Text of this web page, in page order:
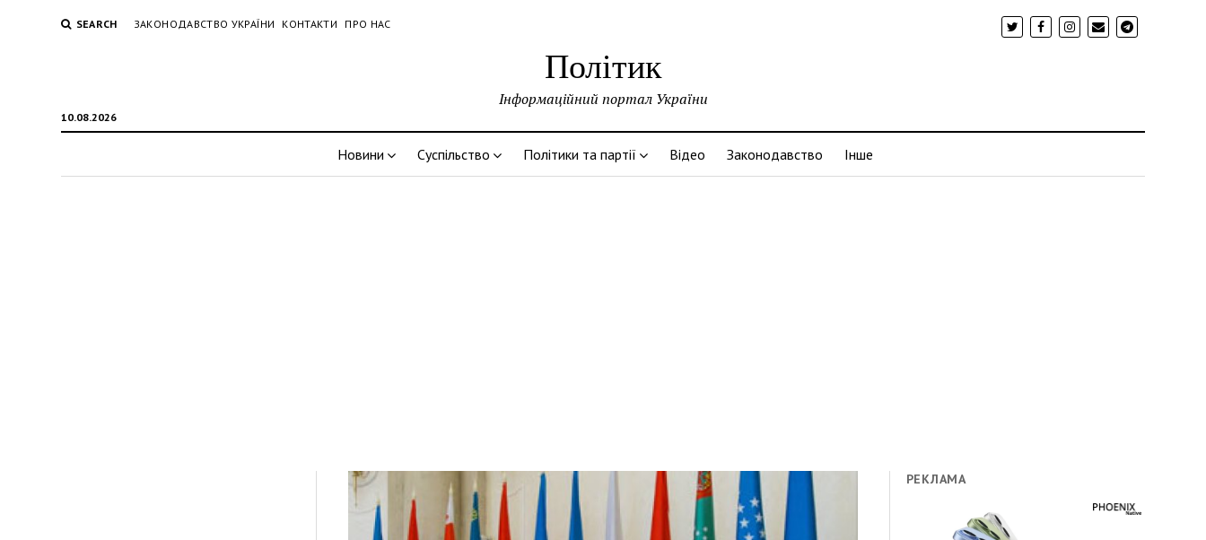
SEARCH ЗАКОНОДАВСТВО УКРАЇНИ КОНТАКТИ ПРО НАС
Політик
10.08.2026
Інформаційний портал України
Новини Суспільство Політики та партії Відео Законодавство Інше
РЕКЛАМА